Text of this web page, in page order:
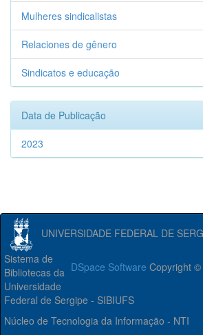
Mulheres sindicalistas
Relaciones de gênero
Sindicatos e educação
Data de Publicação
2023
UNIVERSIDADE FEDERAL DE
DSpace Software Copyright
Sistema de
Bibliotecas da
Universidade
Federal de Sergipe - SIBIUFS
Núcleo de Tecnologia da Informação - NTI